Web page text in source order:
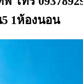
1ห้องนอน